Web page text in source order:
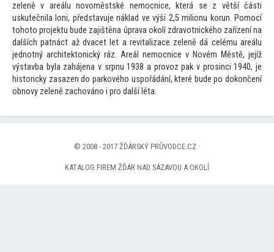
zeleně v areálu novoměstské nemocnice, která se z větší části
uskutečnila loni, představuje náklad ve výši 2,5 milionu korun. Pomocí
tohoto projektu bude zajištěna úprava okolí zdravotnického zařízení na
dalších patnáct až dvacet let a revitalizace zeleně dá celému areálu
jednotný architektonický ráz. Areál nemocnice v Novém Městě, jejíž
výstavba byla zahájena v srpnu 1938 a provoz pak v prosinci 1940, je
historicky zasazen do parkového uspořádání, které bude po dokončení
obnovy zeleně zachováno i pro další léta.
© 2008 - 2017 ŽĎÁRSKÝ PRŮVODCE.CZ ·
KATALOG FIREM ŽĎÁR NAD SÁZAVOU A OKOLÍ